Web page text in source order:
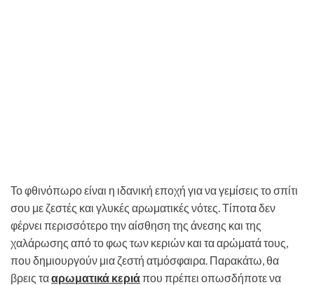
Το φθινόπωρο είναι η ιδανική εποχή για να γεμίσεις το σπίτι
σου με ζεστές και γλυκές αρωματικές νότες. Τίποτα δεν
φέρνει περισσότερο την αίσθηση της άνεσης και της
χαλάρωσης από το φως των κεριών και τα αρώματά τους,
που δημιουργούν μια ζεστή ατμόσφαιρα. Παρακάτω, θα
βρεις τααρωματικά κεριάπου πρέπει οπωσδήποτε να